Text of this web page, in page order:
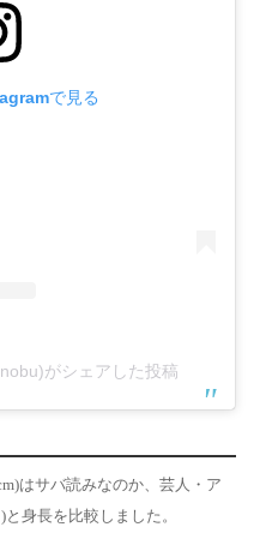
で見る
がシェアした投稿
はサバ読みなのか、芸人・ア
身長を比較しました。